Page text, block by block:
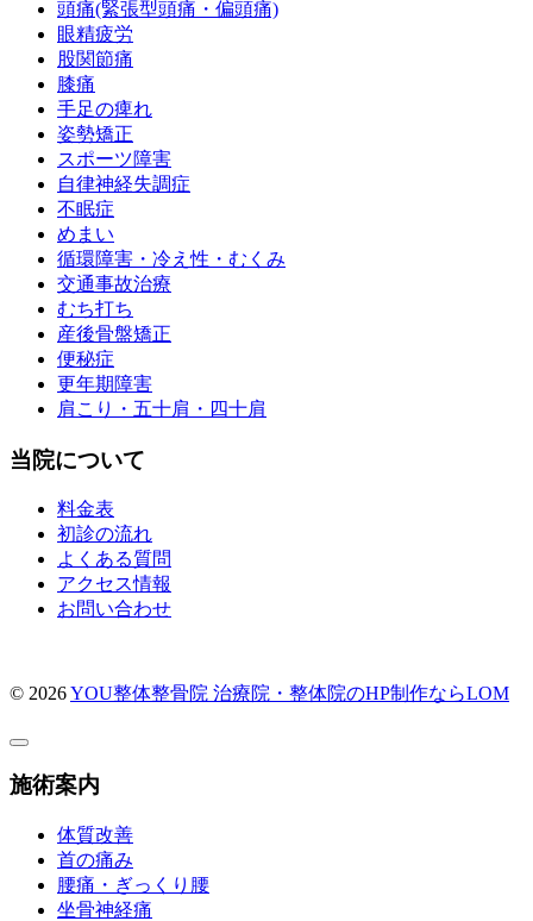
頭痛(緊張型頭痛・偏頭痛)
眼精疲労
股関節痛
膝痛
手足の痺れ
姿勢矯正
スポーツ障害
自律神経失調症
不眠症
めまい
循環障害・冷え性・むくみ
交通事故治療
むち打ち
産後骨盤矯正
便秘症
更年期障害
肩こり・五十肩・四十肩
当院について
料金表
初診の流れ
よくある質問
アクセス情報
お問い合わせ
© 2026YOU整体整骨院 治療院・整体院のHP制作ならLOM
施術案内
体質改善
首の痛み
腰痛・ぎっくり腰
坐骨神経痛